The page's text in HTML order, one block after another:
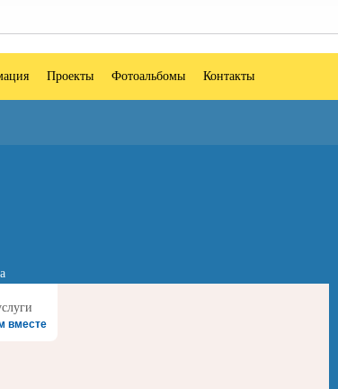
Проекты Фотоальбомы Контакты
вместе